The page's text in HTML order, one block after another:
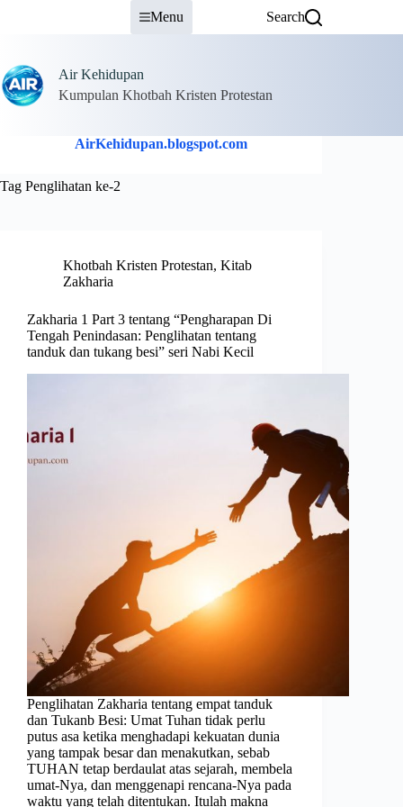
Menu Search
Air Kehidupan
Kumpulan Khotbah Kristen Protestan
AirKehidupan.blogspot.com
Tag Penglihatan ke-2
Khotbah Kristen Protestan, Kitab
Zakharia
Zakharia 1 Part 3 tentang “Pengharapan Di
Tengah Penindasan: Penglihatan tentang
tanduk dan tukang besi” seri Nabi Kecil
Penglihatan Zakharia tentang empat tanduk
dan Tukanb Besi: Umat Tuhan tidak perlu
putus asa ketika menghadapi kekuatan dunia
yang tampak besar dan menakutkan, sebab
TUHAN tetap berdaulat atas sejarah, membela
umat-Nya, dan menggenapi rencana-Nya pada
waktu yang telah ditentukan. Itulah makna